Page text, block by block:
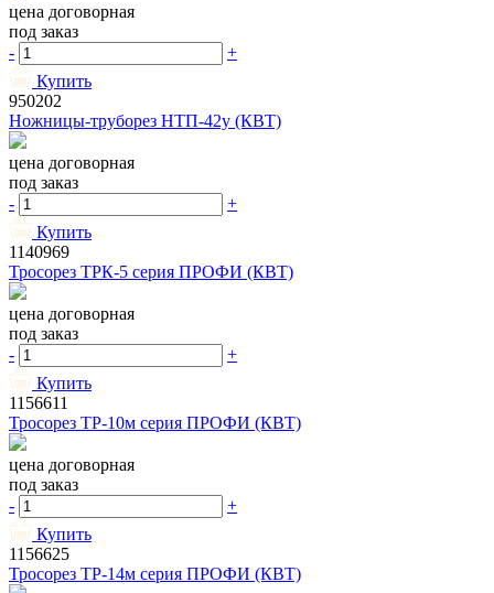
цена договорная
под заказ
-
+
Купить
950202
Ножницы-труборез НТП-42у (КВТ)
цена договорная
под заказ
-
+
Купить
1140969
Тросорез ТРК-5 серия ПРОФИ (КВТ)
цена договорная
под заказ
-
+
Купить
1156611
Тросорез ТР-10м серия ПРОФИ (КВТ)
цена договорная
под заказ
-
+
Купить
1156625
Тросорез ТР-14м серия ПРОФИ (КВТ)